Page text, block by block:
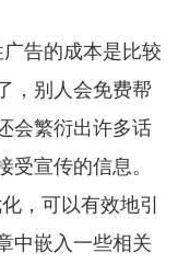
告的成本是比较
，别人会免费帮
会繁衍出许多话
受宣传的信息。
，可以有效地引
中嵌入一些相关